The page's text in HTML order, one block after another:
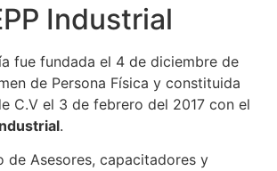
Industrial
fue fundada el 4 de diciembre de
de Persona Física y constituida
C.V el 3 de febrero del 2017 con el
.
de Asesores, capacitadores y